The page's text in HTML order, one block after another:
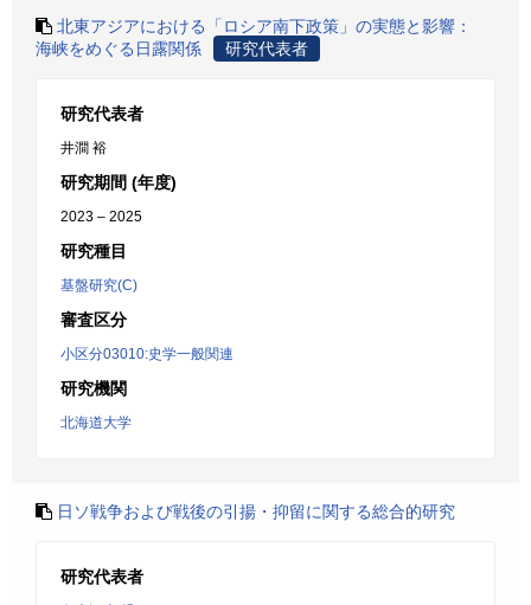
北東アジアにおける「ロシア南下政策」の実態と影響：
海峡をめぐる日露関係
研究代表者
研究代表者
井澗 裕
研究期間 (年度)
2023 – 2025
研究種目
基盤研究(C)
審査区分
小区分03010:史学一般関連
研究機関
北海道大学
日ソ戦争および戦後の引揚・抑留に関する総合的研究
研究代表者